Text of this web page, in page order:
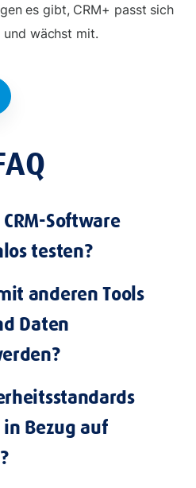
es gibt, CRM+ passt sich
wächst mit.
FAQ
Software
testen?
anderen Tools
Daten
in Bezug auf